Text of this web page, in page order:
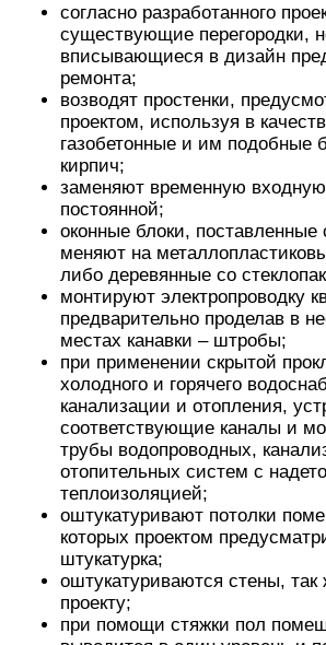
согласно разработанного
существующие перегородки,
вписывающиеся в дизайн
ремонта;
возводят простенки,
проектом, используя в
газобетонные и им подобные
кирпич;
заменяют временную
постоянной;
оконные блоки, поставленные
меняют на
либо деревянные со
монтируют электропроводку
предварительно проделав в
местах канавки – штробы;
при применении скрытой
холодного и горячего
канализации и отопления,
соответствующие каналы и
трубы водопроводных,
отопительных систем с
теплоизоляцией;
оштукатуривают потолки
которых проектом
штукатурка;
оштукатуриваются стены, так
проекту;
при помощи стяжки пол